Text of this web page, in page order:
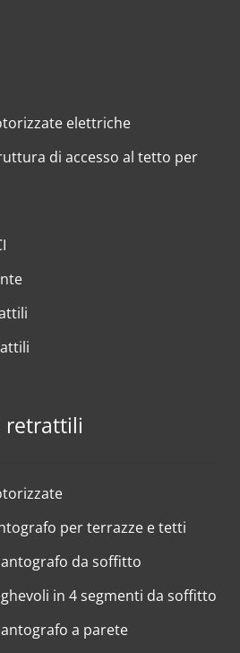
elettriche
di accesso al tetto per
retrattili
per terrazze e tetti
da soffitto
in 4 segmenti da soffitto
a parete